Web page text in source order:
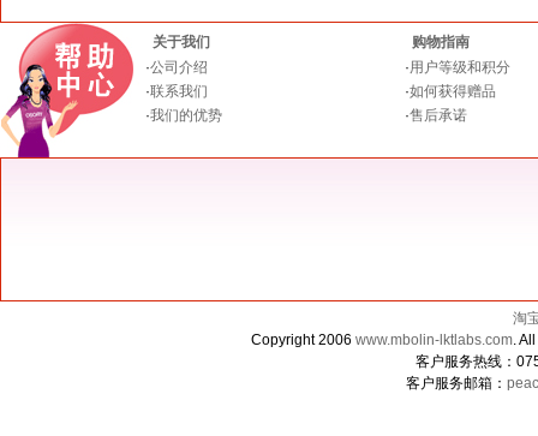
关于我们
·公司介绍
·联系我们
·我们的优势
购物指南
·用户等级和积分
·如何获得赠品
·售后承诺
淘
Copyright 2006 www.mbolin-lktlabs.com.
客户服务热线：
客户服务邮箱：